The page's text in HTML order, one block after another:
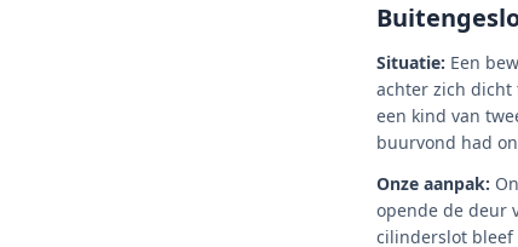
Situatie: Een
achter zich
een kind van
buurvond had
Onze aanpak:
opende de deur
cilinderslot bleef